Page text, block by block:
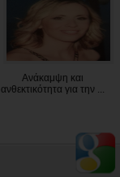
Ανάκαμψη και
ανθεκτικότητα για την ...